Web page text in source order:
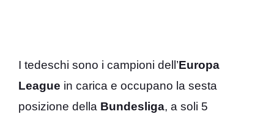
I tedeschi sono i campioni dell’Europa
League in carica e occupano la sesta
posizione della Bundesliga, a soli 5